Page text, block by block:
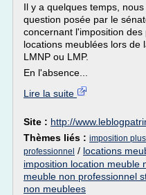
Il y a quelques temps,
question posée par le
concernant l'imposition
locations meublées lors de
LMNP ou LMP.
En l'absence...
Lire la suite
Site : http://
Thèmes liés : imposition
professionnel / locations
imposition location meuble
meuble non professionnel
non meublees